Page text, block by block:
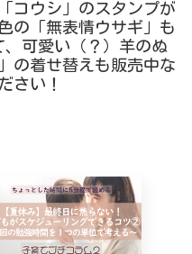
コウシ」のスタンプが
の「無表情ウサギ」も
可愛い（？）羊のぬ
の着せ替えも販売中な
さい！